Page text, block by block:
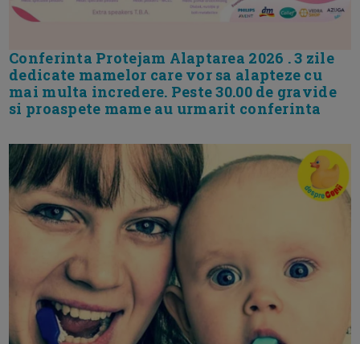
Conferinta Protejam Alaptarea 2026 . 3 zile
dedicate mamelor care vor sa alapteze cu
mai multa incredere. Peste 30.00 de gravide
si proaspete mame au urmarit conferinta